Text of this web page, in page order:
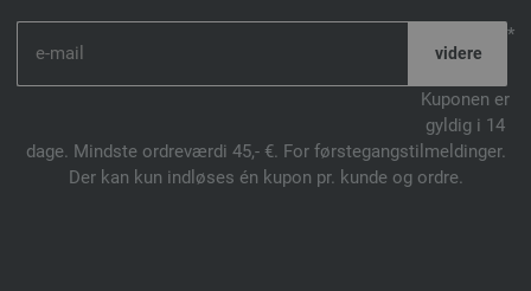
*
Kuponen er
gyldig i 14
dage. Mindste ordreværdi 45,- €. For førstegangstilmeldinger.
Der kan kun indløses én kupon pr. kunde og ordre.